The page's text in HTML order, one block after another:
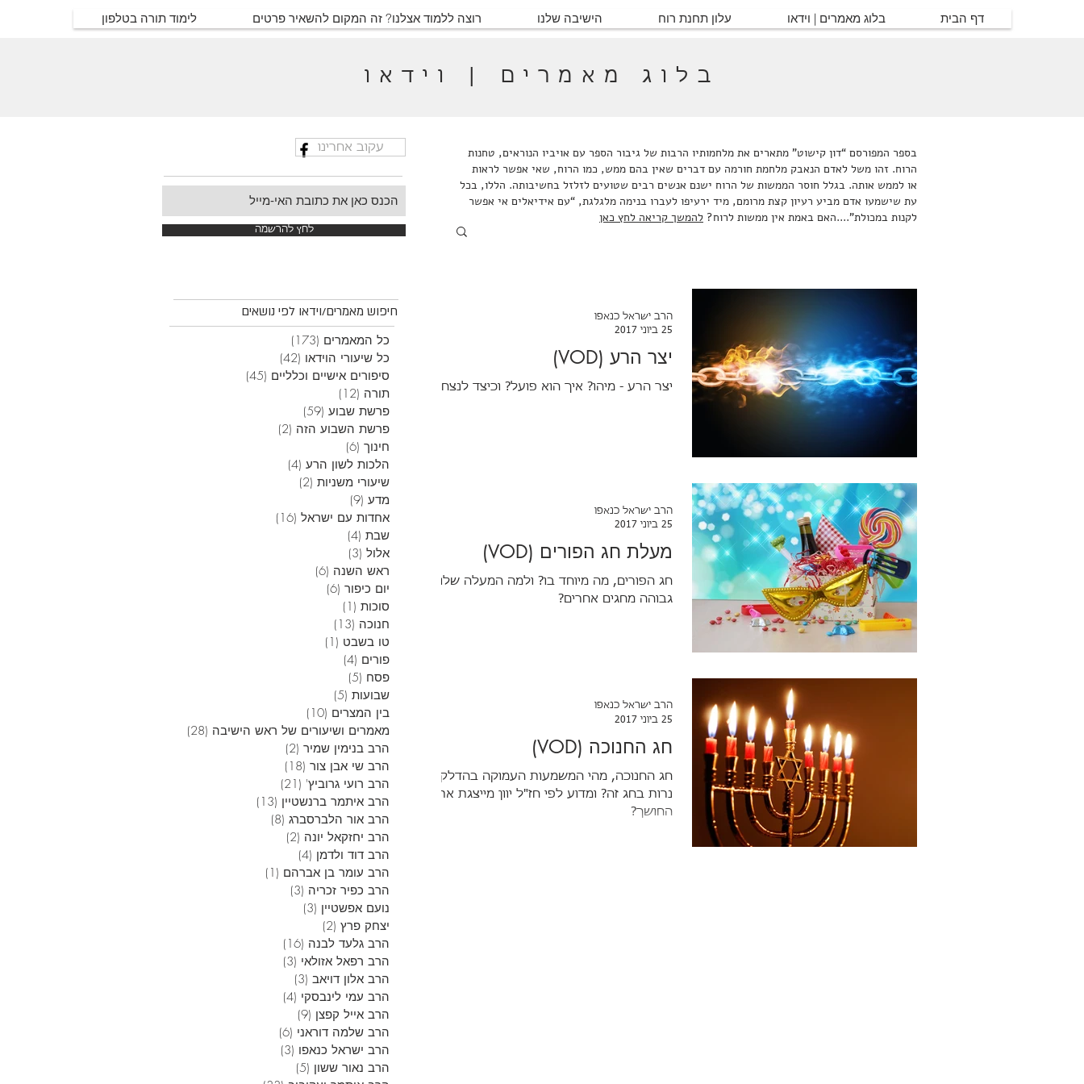
דף הבית בלוג מאמרים | וידאו עלון תחנת רוח הישיבה שלנו רוצה ללמוד אצלנו? זה המקום להשאיר פרטים לימוד תורה בטלפון
בלוג מאמרים | וידאו
לחץ להרשמה
עקוב אחרינו
חיפוש מאמרים/וידאו לפי נושאים
כל המאמרים (173)
כל שיעורי הוידאו (42)
סיפורים אישיים וכלליים (45)
תורה (12)
פרשת שבוע (59)
פרשת השבוע הזה (2)
חינוך (6)
הלכות לשון הרע (4)
שיעורי משניות (2)
מדע (9)
אחדות עם ישראל (16)
שבת (4)
אלול (3)
ראש השנה (6)
יום כיפור (6)
סוכות (1)
חנוכה (13)
טו בשבט (1)
פורים (4)
פסח (5)
שבועות (5)
בין המצרים (10)
מאמרים ושיעורים של ראש הישיבה (28)
הרב בנימין שמיר (2)
הרב שי אבן צור (18)
הרב רועי גרוביץ' (21)
הרב איתמר ברנשטיין (13)
הרב אור הלברסברג (8)
הרב יחזקאל יונה (2)
הרב דוד ולדמן (4)
הרב עומר בן אברהם (1)
הרב כפיר זכריה (3)
נועם אפשטיין (3)
יצחק פרץ (2)
הרב גלעד לבנה (16)
הרב רפאל אזולאי (3)
הרב אלון דויאב (3)
הרב עמי לינבסקי (4)
הרב אייל קפצן (9)
הרב שלמה דוראני (6)
הרב ישראל כנאפו (3)
הרב נאור ששון (5)
בספר המפורסם “דון קישוט” מתארים את מלחמותיו הרבות של גיבור הספר עם אויביו הנוראים, טחנות
הרוח. זהו משל לאדם הנאבק מלחמת חורמה עם דברים שאין בהם ממש, כמו הרוח, שאי אפשר לראות
או לממש אותה. בגלל חוסר הממשות של הרוח ישנם אנשים רבים שטועים לזלזל בחשיבותה. הללו, בכל
עת שישמעו אדם מביע רעיון קצת מרומם, מיד ירעיפו לעברו בנימה מלגלגת, “עם אידיאלים אי אפשר
לקנות במכולת”....האם באמת אין ממשות לרוח? להמשך קריאה לחץ כאן
יצר הרע (VOD)
יצר הרע - מיהו? איך הוא פועל? וכיצד לנצחו?
הרב ישראל כנאפו
25 ביוני 2017
מעלת חג הפורים (VOD)
חג הפורים, מה מיוחד בו? ולמה המעלה שלו
גבוהה מחגים אחרים?
הרב ישראל כנאפו
25 ביוני 2017
חג החנוכה (VOD)
חג החנוכה, מהי המשמעות העמוקה בהדלקת
נרות בחג זה? ומדוע לפי חז"ל יוון מייצגת את
החושך?
הרב ישראל כנאפו
25 ביוני 2017